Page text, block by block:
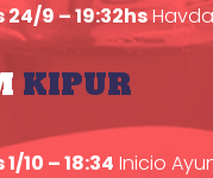
9 – 19:32hs
KIPUR
10 – 18:34 Inicio